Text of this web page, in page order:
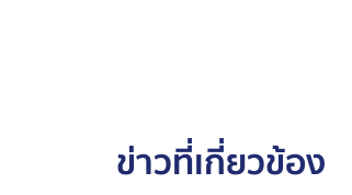
ข่าวที่เกี่ยวข้อง